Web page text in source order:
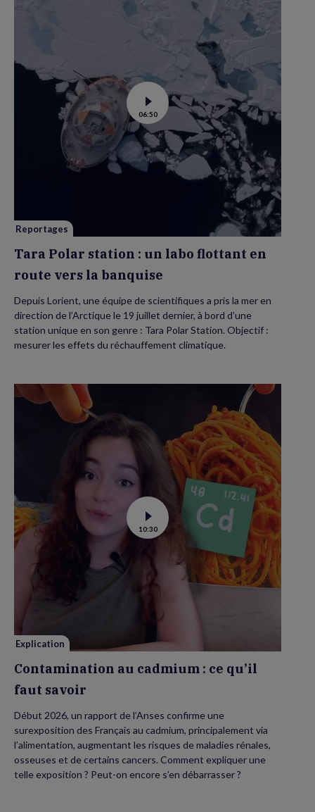
Voir
la
vidéo
de
Tara
Polar
station
:
la
06:50
Reportages
Tara Polar station : un labo flottant en
route vers la banquise
Depuis Lorient, une équipe de scientifiques a pris la mer en
direction de l’Arctique le 19 juillet dernier, à bord d’une
station unique en son genre : Tara Polar Station. Objectif :
mesurer les effets du réchauffement climatique.
Voir
la
vidéo
Contamination
au
cadmium :
ce
savoir
10:30
Explication
Contamination au cadmium : ce qu’il
faut savoir
Début 2026, un rapport de l’Anses confirme une
surexposition des Français au cadmium, principalement via
l’alimentation, augmentant les risques de maladies rénales,
osseuses et de certains cancers. Comment expliquer une
telle exposition ? Peut-on encore s’en débarrasser ?